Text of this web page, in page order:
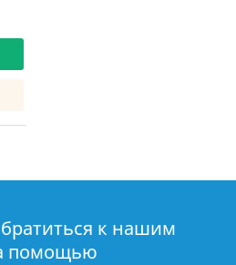
к нашим
помощью